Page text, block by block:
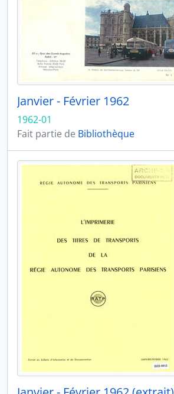
Janvier - Février 1962
1962-01
Fait partie de Bibliothèque